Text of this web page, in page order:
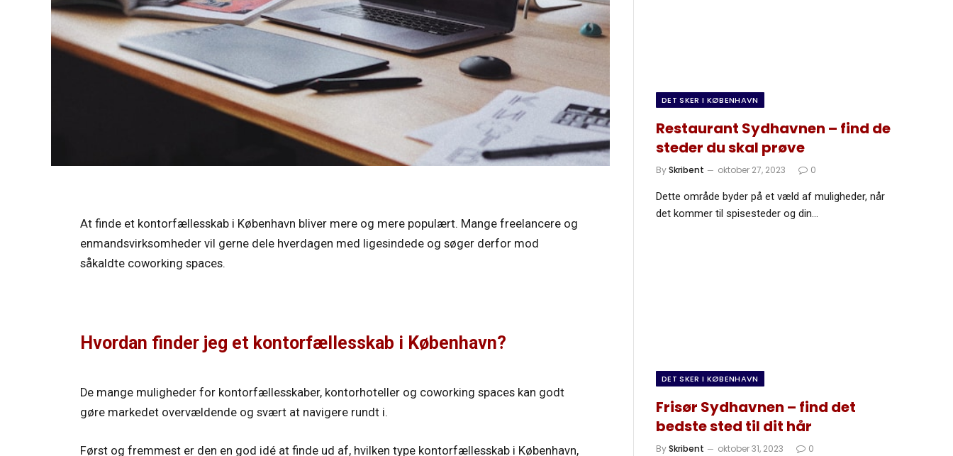
At finde et kontorfællesskab i København bliver mere og mere populært. Mange freelancere og
enmandsvirksomheder vil gerne dele hverdagen med ligesindede og søger derfor mod
såkaldte coworking spaces.
Hvordan finder jeg et kontorfællesskab i København?
De mange muligheder for kontorfællesskaber, kontorhoteller og coworking spaces kan godt
gøre markedet overvældende og svært at navigere rundt i.
Først og fremmest er den en god idé at finde ud af, hvilken type kontorfællesskab i København,
DET SKER I KØBENHAVN
Restaurant Sydhavnen – find de
steder du skal prøve
BySkribent oktober 27, 2023 0
Dette område byder på et væld af muligheder, når
det kommer til spisesteder og din…
DET SKER I KØBENHAVN
Frisør Sydhavnen – find det
bedste sted til dit hår
BySkribent oktober 31, 2023 0